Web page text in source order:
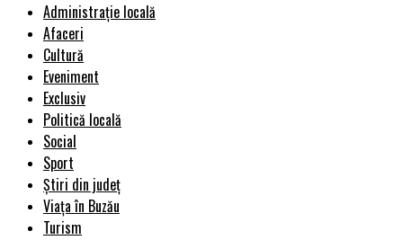
Administrație locală
Afaceri
Cultură
Eveniment
Exclusiv
Politică locală
Social
Sport
Știri din județ
Viața în Buzău
Turism